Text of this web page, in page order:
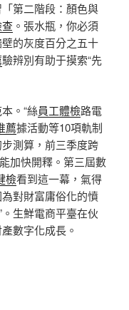
第二階段：顏色與
。張水瓶，你必須
的灰度百分之五十
驗辨別有助于摸索“先
。“絲員工體檢路電
薦據活動等10項軌制
測算，前三季度跨
加快開釋。第三屆數
檢看到這一幕，氣得
對財富庸俗化的憤
生鮮電商平臺在伙
數字化成長。